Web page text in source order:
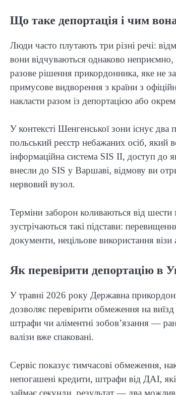
Що таке депортація і чим вона
Люди часто плутають три різні речі:
вони відчуваються однаково
разове рішення прикордонника, яке не
примусове видворення з країни з
накласти разом із депортацією або
У контексті Шенгенської зони існує
польський реєстр небажаних осіб, який
інформаційна система SIS II, доступ до
внесли до SIS у Варшаві, відмову ви
нервовий вузол.
Терміни заборон коливаються від
зустрічаються такі підстави:
документи, нецільове використання
Як перевірити депортацію в
У травні 2026 року Державна
дозволяє перевірити обмеження на
штрафи чи аліментні зобов’язання —
валізи вже спаковані.
Сервіс показує тимчасові обмеження,
непогашені кредити, штрафи від ДАІ,
займає секунди, результат — два